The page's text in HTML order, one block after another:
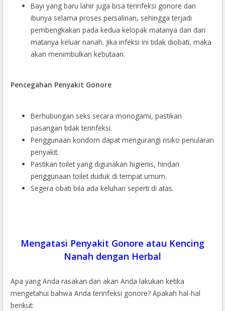
Bayi yang baru lahir juga bisa terinfeksi gonore dari
ibunya selama proses persalinan, sehingga terjadi
pembengkakan pada kedua kelopak matanya dan dari
matanya keluar nanah. Jika infeksi ini tidak diobati, maka
akan menimbulkan kebutaan.
Pencegahan Penyakit Gonore
Berhubungan seks secara monogami, pastikan
pasangan tidak terinfeksi.
Penggunaan kondom dapat mengurangi risiko penularan
penyakit.
Pastikan toilet yang digunakan higienis, hindari
penggunaan toilet duduk di tempat umum.
Segera obati bila ada keluhan seperti di atas.
Mengatasi Penyakit Gonore atau Kencing
Nanah dengan Herbal
Apa yang Anda rasakan dan akan Anda lakukan ketika
mengetahui bahwa Anda terinfeksi gonore? Apakah hal-hal
berikut: